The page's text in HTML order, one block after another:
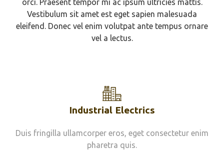
orci. Praesent tempor mi ac ipsum ultricies mattis.
Vestibulum sit amet est eget sapien malesuada
eleifend. Donec vel enim volutpat ante tempus ornare
vel a lectus.
Industrial Electrics
Duis fringilla ullamcorper eros, eget consectetur enim
pharetra quis.